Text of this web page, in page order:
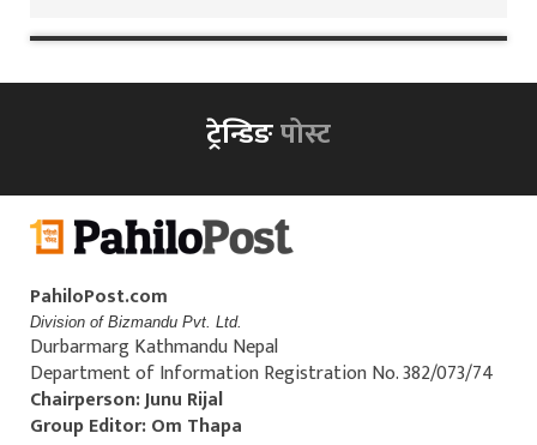
ट्रेन्डिङपोस्ट
PahiloPost.com
Division of Bizmandu Pvt. Ltd.
Durbarmarg Kathmandu Nepal
Department of Information Registration No. 382/073/74
Chairperson: Junu Rijal
Group Editor: Om Thapa